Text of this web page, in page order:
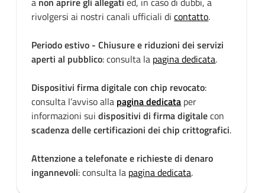
rivolgersi ai nostri canali ufficiali dicontatto.
Periodo estivo - Chiusure e riduzioni dei servizi
aperti al pubblico: consulta la pagina dedicata.
Dispositivi firma digitale con chip revocato:
consulta l’avviso alla pagina dedicata per
informazioni suidispositivi di firma digitalecon
scadenza delle certificazioni dei chip crittografici.
Attenzione a telefonate e richieste di denaro
ingannevoli: consulta la pagina dedicata.